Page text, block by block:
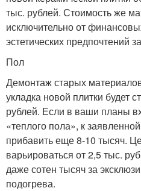
тыс. рублей. Стоимость же
исключительно от
эстетических предпочтений
Пол
Демонтаж старых
укладка новой плитки будет
рублей. Если в ваши планы
«теплого пола», к
прибавить еще 8-10 тысяч.
варьироваться от 2,5 тыс.
даже сотен тысяч за
подогрева.